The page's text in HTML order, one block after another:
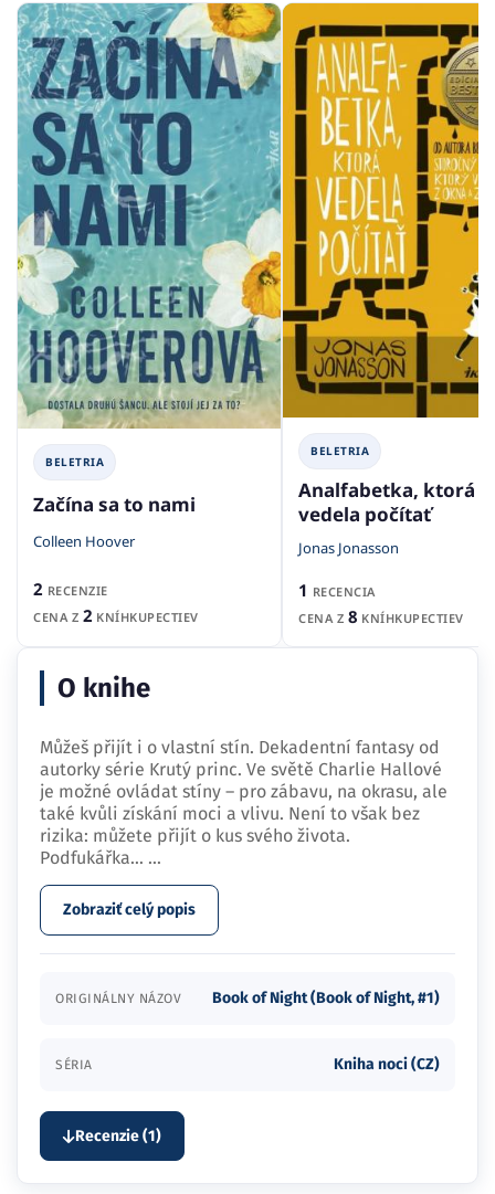
BELETRIA
Začína sa to nami
Colleen Hoover
2 RECENZIE
CENA Z 2 KNÍHKUPECTIEV
BELETRIA
Analfabetka, ktorá
vedela počítať
Jonas Jonasson
1 RECENCIA
CENA Z 8 KNÍHKUPECTIEV
O knihe
Můžeš přijít i o vlastní stín. Dekadentní fantasy od
autorky série Krutý princ. Ve světě Charlie Hallové
je možné ovládat stíny – pro zábavu, na okrasu, ale
také kvůli získání moci a vlivu. Není to však bez
rizika: můžete přijít o kus svého života.
Podfukářka… ...
Zobraziť celý popis
ORIGINÁLNY NÁZOV Book of Night (Book of Night, #1)
SÉRIA Kniha noci (CZ)
Recenzie (1)